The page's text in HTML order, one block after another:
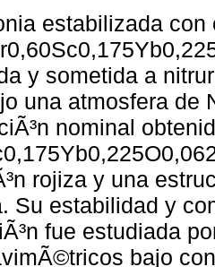
estabilizada con
y sometida a
una atmosfera de
nominal
rojiza y una
Su estabilidad y
fue estudiada
bajo